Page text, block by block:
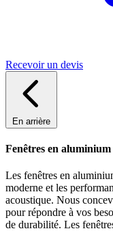
Recevoir un devis
En arrière
Fenêtres en aluminium
Les fenêtres en
moderne et les
acoustique. Nous
pour répondre à vos
de durabilité. Les